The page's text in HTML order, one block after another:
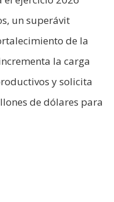
un superávit
de la
la carga
y solicita
de dólares para